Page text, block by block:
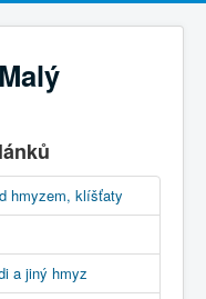
hmyzem, klíšťaty
a jiný hmyz